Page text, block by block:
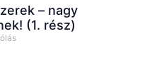
– nagy
(1. rész)